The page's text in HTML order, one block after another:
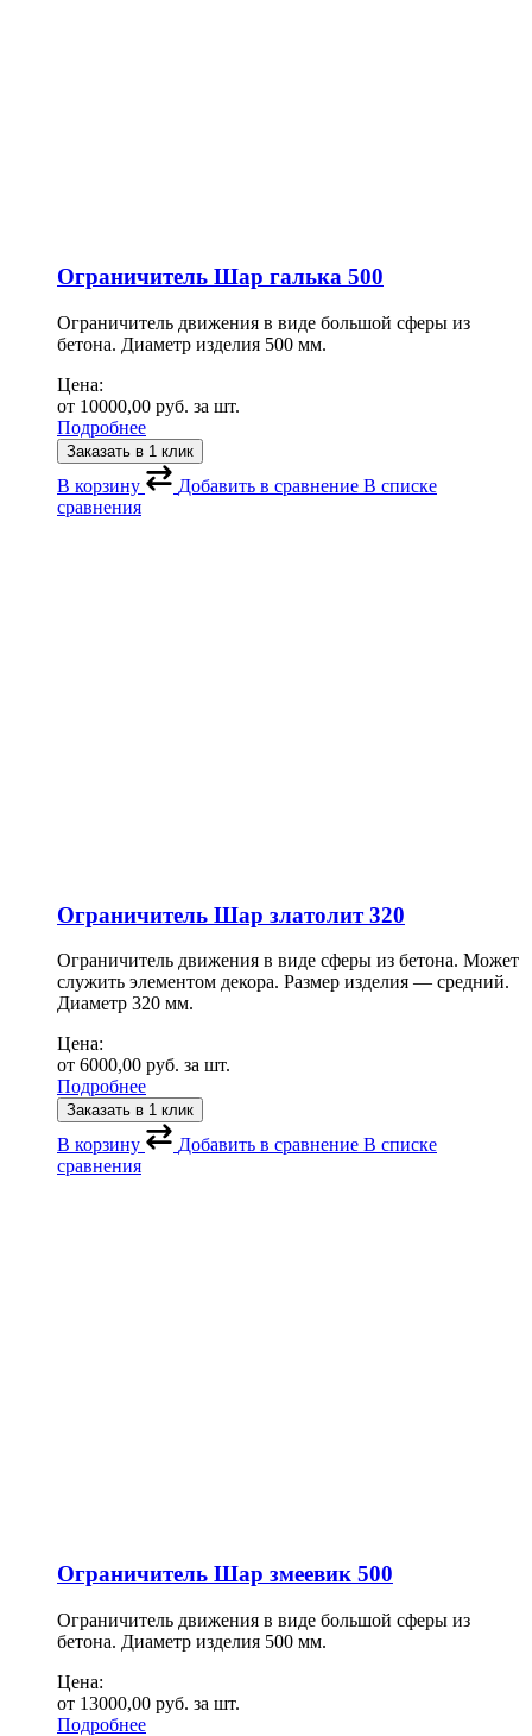
Ограничитель Шар галька 500
Ограничитель движения в виде большой сферы из
бетона. Диаметр изделия 500 мм.
Цена:
от 10000,00 руб. за шт.
Подробнее
Заказать в 1 клик
В корзину Добавить в сравнение В списке
сравнения
Ограничитель Шар златолит 320
Ограничитель движения в виде сферы из бетона. Может
служить элементом декора. Размер изделия — средний.
Диаметр 320 мм.
Цена:
от 6000,00 руб. за шт.
Подробнее
Заказать в 1 клик
В корзину Добавить в сравнение В списке
сравнения
Ограничитель Шар змеевик 500
Ограничитель движения в виде большой сферы из
бетона. Диаметр изделия 500 мм.
Цена:
от 13000,00 руб. за шт.
Подробнее